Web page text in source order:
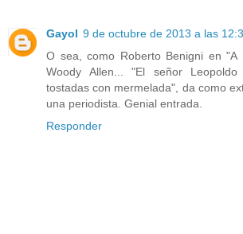
Gayol 9 de octubre de 2013 a las
O sea, como Roberto Benigni en "A
Woody Allen... "El señor Leopoldo
tostadas con mermelada", da como
una periodista. Genial entrada.
Responder